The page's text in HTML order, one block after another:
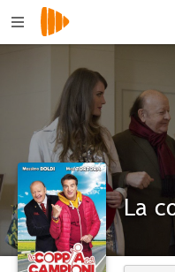
La